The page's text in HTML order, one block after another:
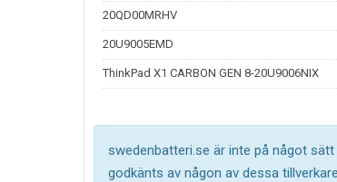
20QD00MRHV
20U9005EMD
ThinkPad X1 CARBON GEN 8-20U9006NIX
swedenbatteri.se är inte på något
godkänts av någon av dessa